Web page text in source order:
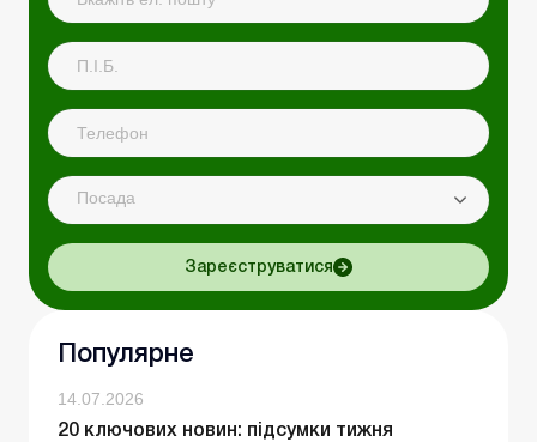
Посада
Зареєструватися
Популярне
14.07.2026
20 ключових новин: підсумки тижня